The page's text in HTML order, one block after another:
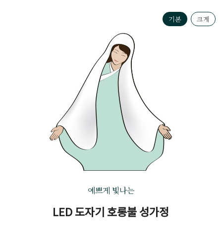
기본 크게
예쁘게 빛나는
LED 도자기 호롱불 성가정